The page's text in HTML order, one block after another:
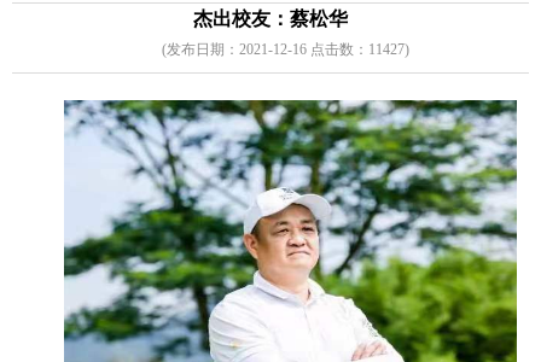
杰出校友：蔡松华
(发布日期：2021-12-16 点击数： 11427)